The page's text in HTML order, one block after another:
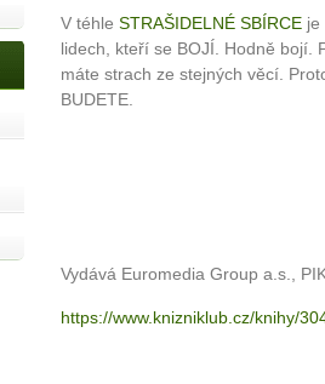
V téhle STRAŠIDELNÉ SBÍRCE je
lidech, kteří se BOJÍ. Hodně bojí.
máte strach ze stejných věcí.
BUDETE.
Vydává Euromedia Group a.s.,
https://www.knizniklub.cz/knihy/